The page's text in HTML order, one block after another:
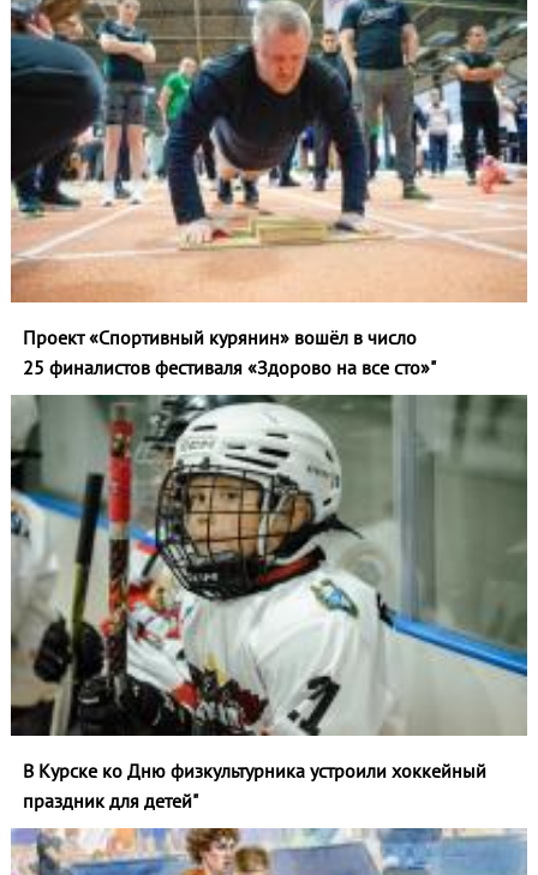
Проект «Спортивный курянин» вошёл в число
25 финалистов фестиваля «Здорово на все сто»"
В Курске ко Дню физкультурника устроили хоккейный
праздник для детей"